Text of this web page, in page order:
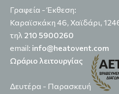
Γραφεία - Έκθεση:
Καραϊσκάκη 46, Χαϊδάρι,
τηλ 210 5900260
email: info@heatovent.com
Ωράριο λειτουργίας
Δευτέρα - Παρασκευή